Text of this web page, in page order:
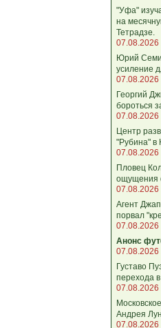
"Уфа"
на
Тетрадзе.
07.08.2026
Юрий
усиление
07.08.2026
Георгий
бороться
07.08.2026
Центр
"Рубина" в
07.08.2026
Пловец
ощущения
07.08.2026
Агент
порвал
07.08.2026
Анонс
07.08.2026
Густаво
перехода
07.08.2026
Андрея
07.08.2026